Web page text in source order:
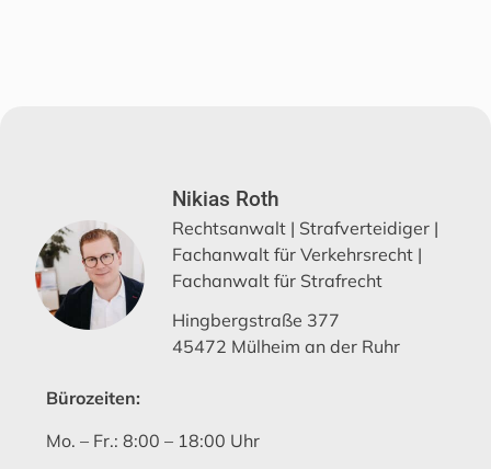
Nikias Roth
Rechtsanwalt | Strafverteidiger |
Fachanwalt für Verkehrsrecht |
Fachanwalt für Strafrecht
Hingbergstraße 377
45472 Mülheim an der Ruhr
Bürozeiten:
Mo. – Fr.: 8:00 – 18:00 Uhr